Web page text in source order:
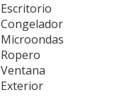
Escritorio
Congelador
Microondas
Ropero
Ventana
Exterior